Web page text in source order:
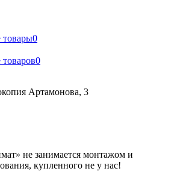
товары0
0
Артамонова, 3
не занимается монтажом и
купленного не у нас!